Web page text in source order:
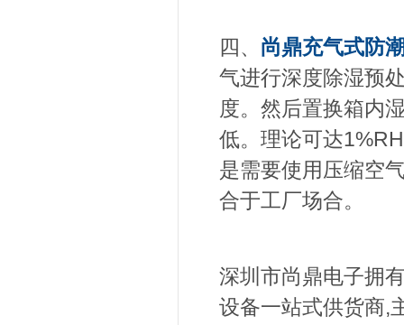
四、 尚鼎充气式防
气进行深度除湿预
度。然后置换箱内
低。理论可达
是需要使用压缩空
合于工厂场合。
深圳市尚鼎电子拥
设备一站式供货商,